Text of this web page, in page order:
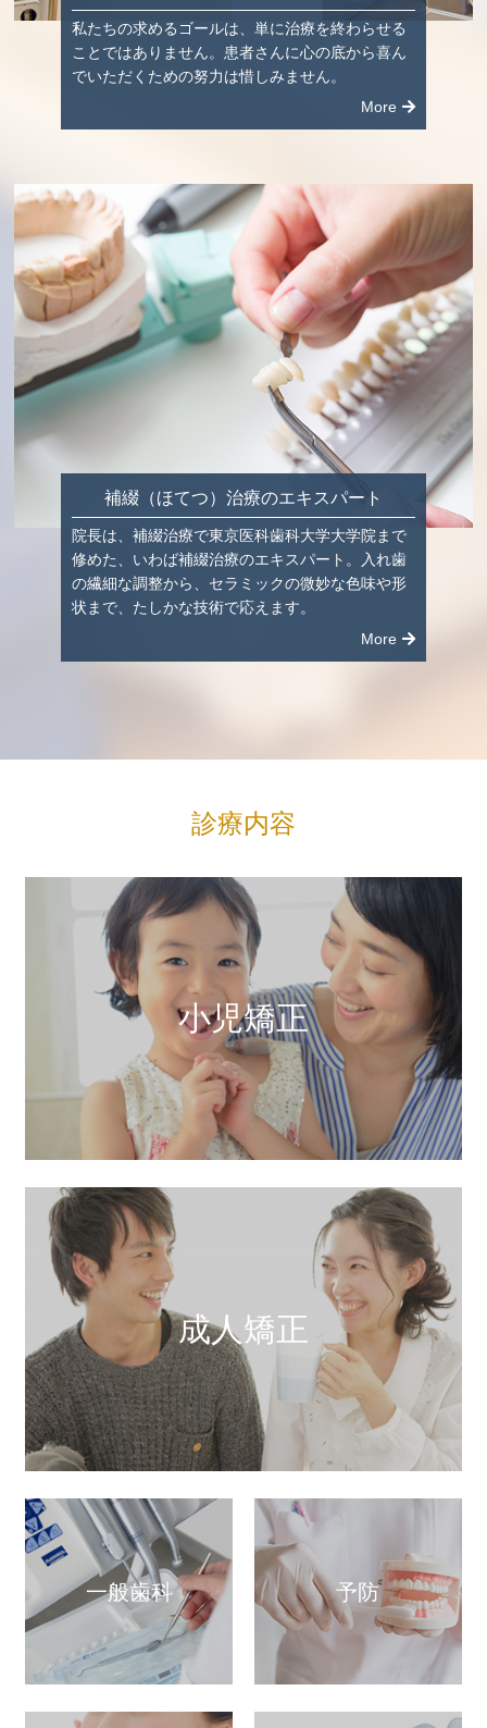
私たちの求めるゴールは、単に治療を終わらせる
ことではありません。患者さんに心の底から喜ん
でいただくための努力は惜しみません。
More
補綴（ほてつ）治療のエキスパート
院長は、補綴治療で東京医科歯科大学大学院まで
修めた、いわば補綴治療のエキスパート。入れ歯
の繊細な調整から、セラミックの微妙な色味や形
状まで、たしかな技術で応えます。
More
診療内容
小児矯正
成人矯正
一般歯科 予防